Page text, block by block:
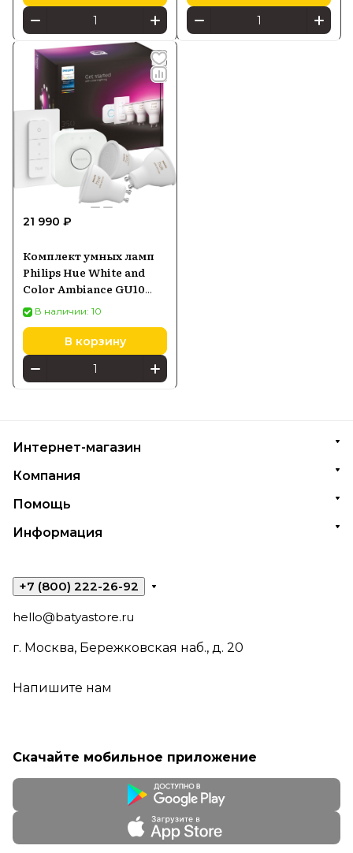
21 990 ₽
Комплект умных ламп
Philips Hue White and
Color Ambiance GU10
Starter Kit BT
(929001953113)
В наличии: 10
В корзину
Интернет-магазин
Компания
Помощь
Информация
+7 (800) 222-26-92
hello@batyastore.ru
г. Москва, Бережковская наб., д. 20
Напишите нам
Скачайте мобильное приложение